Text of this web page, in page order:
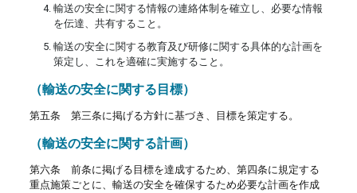
輸送の安全に関する情報の連絡体制を確立し、必要な情報
を伝達、共有すること。
輸送の安全に関する教育及び研修に関する具体的な計画を
策定し、これを適確に実施すること。
（輸送の安全に関する目標）
第五条 第三条に掲げる方針に基づき、目標を策定する。
（輸送の安全に関する計画）
第六条 前条に掲げる目標を達成するため、第四条に規定する
重点施策ごとに、輸送の安全を確保するため必要な計画を作成